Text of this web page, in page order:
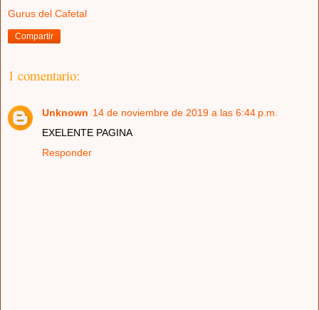
Gurus del Cafetal
Compartir
1 comentario:
Unknown 14 de noviembre de 2019 a las 6:44 p.m.
EXELENTE PAGINA
Responder